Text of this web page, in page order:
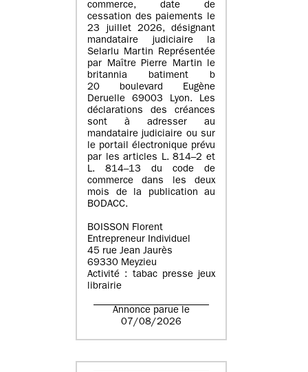
commerce, date de
cessation des paiements le
23 juillet 2026, désignant
mandataire judiciaire la
Selarlu Martin Représentée
par Maître Pierre Martin le
britannia batiment b
20 boulevard Eugène
Deruelle 69003 Lyon. Les
déclarations des créances
sont à adresser au
mandataire judiciaire ou sur
le portail électronique prévu
par les articles L. 814–2 et
L. 814–13 du code de
commerce dans les deux
mois de la publication au
BODACC.
BOISSON Florent
Entrepreneur Individuel
45 rue Jean Jaurès
69330 Meyzieu
Activité : tabac presse jeux
librairie
Annonce parue le
07/08/2026